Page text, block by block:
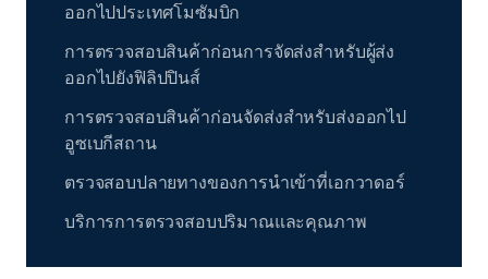
ออกไปประเทศโมซัมบิก
การตรวจสอบสินค้าก่อนการจัดส่งสำหรับผู้ส่ง
ออกไปยังฟิลิปปินส์
การตรวจสอบสินค้าก่อนจัดส่งสำหรับส่งออกไป
อูซเบกีสถาน
ตรวจสอบปลายทางของการนำเข้าที่เอกวาดอร์
บริการการตรวจสอบปริมาณและคุณภาพ